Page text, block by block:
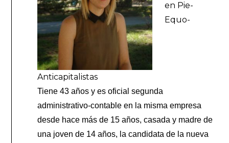
en Pie-
Equo-
Anticapitalistas
Tiene 43 años y es oficial segunda
administrativo-contable en la misma empresa
desde hace más de 15 años, casada y madre de
una joven de 14 años, la candidata de la nueva